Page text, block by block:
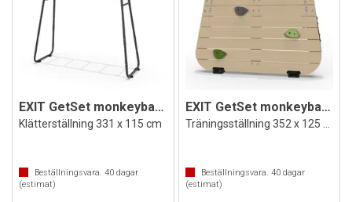
EXIT GetSet monkeybar MB200
Klätterställning 331 x 115 cm
Beställningsvara. 40 dagar
(estimat)
EXIT GetSet monkeybar MB220
Beställningsvara. 40dagar
(estimat)